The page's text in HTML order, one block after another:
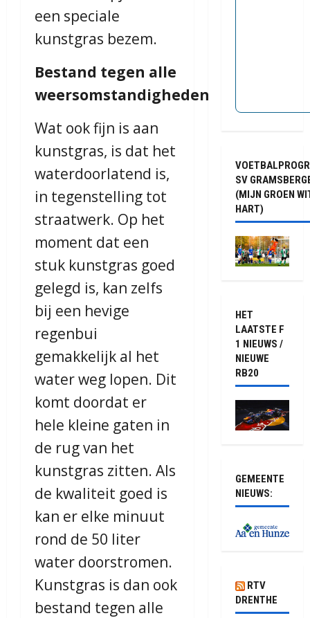
een speciale
kunstgras bezem.
Bestand tegen alle
weersomstandigheden
Wat ook fijn is aan
kunstgras, is dat het
waterdoorlatend is,
in tegenstelling tot
straatwerk. Op het
moment dat een
stuk kunstgras goed
gelegd is, kan zelfs
bij een hevige
regenbui
gemakkelijk al het
water weg lopen. Dit
komt doordat er
hele kleine gaten in
de rug van het
kunstgras zitten. Als
de kwaliteit goed is
kan er elke minuut
rond de 50 liter
water doorstromen.
Kunstgras is dan ook
bestand tegen alle
SV
(MIJN GROEN
HART)
HET
LAATSTE F
1 NIEUWS /
NIEUWE
RB20
GEMEENTE
NIEUWS:
RTV
DRENTHE